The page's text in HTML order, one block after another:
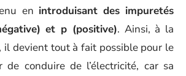
en introduisant des impuretés
et p (positive). Ainsi, à la
il devient tout à fait possible pour le
de conduire de l’électricité, car sa